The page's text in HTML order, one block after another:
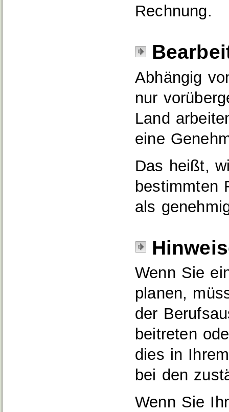
Rechnung.
Abhängig
nur
Land
eine
Das heißt,
bestimmten
als
Wenn Sie
planen,
der
beitreten
dies in
bei den
Wenn Sie